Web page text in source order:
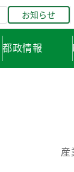
お知らせ
都政情報
産